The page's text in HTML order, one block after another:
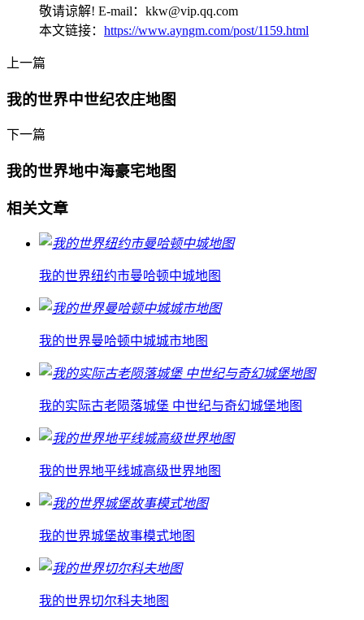
敬请谅解! E-mail：kkw@vip.qq.com
本文链接： https://www.ayngm.com/post/1159.html
上一篇
我的世界中世纪农庄地图
下一篇
我的世界地中海豪宅地图
相关文章
我的世界纽约市曼哈顿中城地图
我的世界曼哈顿中城城市地图
我的实际古老陨落城堡 中世纪与奇幻城堡地图
我的世界地平线城高级世界地图
我的世界城堡故事模式地图
我的世界切尔科夫地图